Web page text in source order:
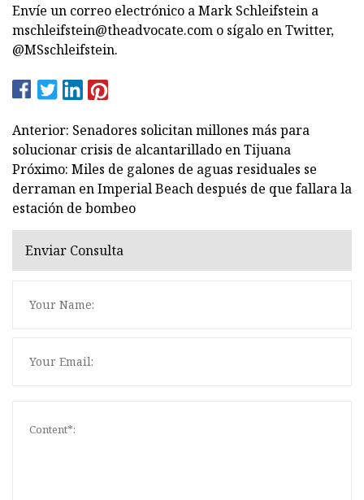
Envíe un correo electrónico a Mark Schleifstein a
mschleifstein@theadvocate.com o sígalo en Twitter,
@MSschleifstein.
Anterior: Senadores solicitan millones más para
solucionar crisis de alcantarillado en Tijuana
Próximo: Miles de galones de aguas residuales se
derraman en Imperial Beach después de que fallara la
estación de bombeo
Enviar Consulta